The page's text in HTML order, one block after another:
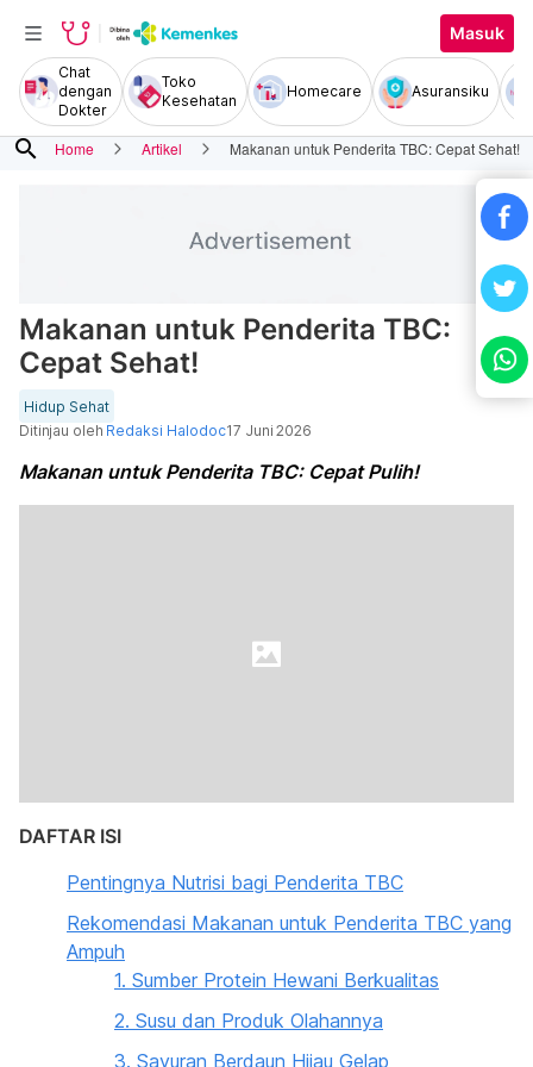
Masuk
Chat
dengan
Dokter
Toko
Kesehatan
Homecare Asuransiku
search Home Artikel Makanan untuk Penderita TBC: Cepat Sehat!
Makanan untuk Penderita TBC:
Cepat Sehat!
Hidup Sehat
Ditinjau oleh Redaksi Halodoc17 Juni 2026
Makanan untuk Penderita TBC: Cepat Pulih!
DAFTAR ISI
Pentingnya Nutrisi bagi Penderita TBC
Rekomendasi Makanan untuk Penderita TBC yang
Ampuh
1. Sumber Protein Hewani Berkualitas
2. Susu dan Produk Olahannya
3. Sayuran Berdaun Hijau Gelap